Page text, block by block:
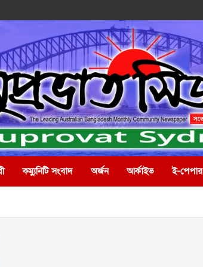
কম্যুনিটি সংবাদ অর্জন আর্কাইভ ই-পেপার